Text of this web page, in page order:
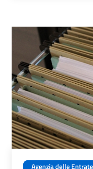
Agenzia delle Entrate